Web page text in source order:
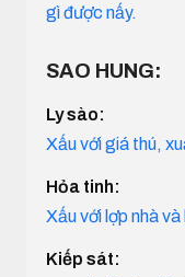
gì được nấy.
SAO HUNG:
Ly sào:
Xấu với giá thú,
Hỏa tinh:
Xấu với lợp nhà và
Kiếp sát: